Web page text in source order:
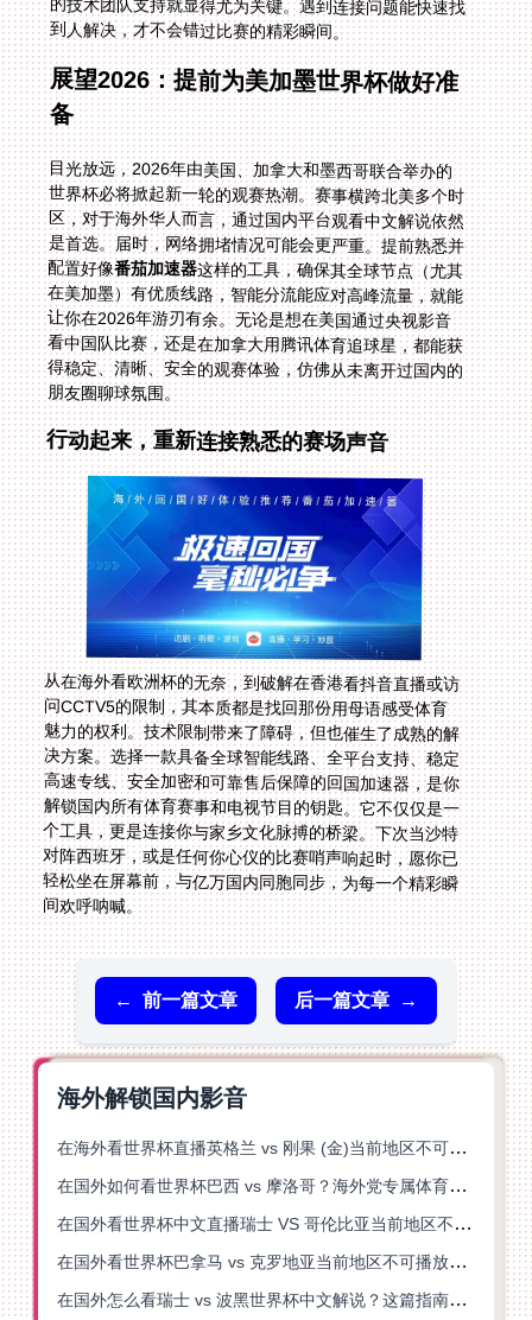
到人解决，才不会错过比赛的精彩瞬间。
展望2026：提前为美加墨世界杯做好准
备
目光放远，2026年由美国、加拿大和墨西哥联合举办的
世界杯必将掀起新一轮的观赛热潮。赛事横跨北美多个时
区，对于海外华人而言，通过国内平台观看中文解说依然
是首选。届时，网络拥堵情况可能会更严重。提前熟悉并
配置好像番茄加速器这样的工具，确保其全球节点（尤其
在美加墨）有优质线路，智能分流能应对高峰流量，就能
让你在2026年游刃有余。无论是想在美国通过央视影音
看中国队比赛，还是在加拿大用腾讯体育追球星，都能获
得稳定、清晰、安全的观赛体验，仿佛从未离开过国内的
朋友圈聊球氛围。
行动起来，重新连接熟悉的赛场声音
从在海外看欧洲杯的无奈，到破解在香港看抖音直播或访
问CCTV5的限制，其本质都是找回那份用母语感受体育
魅力的权利。技术限制带来了障碍，但也催生了成熟的解
决方案。选择一款具备全球智能线路、全平台支持、稳定
高速专线、安全加密和可靠售后保障的回国加速器，是你
解锁国内所有体育赛事和电视节目的钥匙。它不仅仅是一
个工具，更是连接你与家乡文化脉搏的桥梁。下次当沙特
对阵西班牙，或是任何你心仪的比赛哨声响起时，愿你已
轻松坐在屏幕前，与亿万国内同胞同步，为每一个精彩瞬
间欢呼呐喊。
← 前一篇文章 后一篇文章 →
海外解锁国内影音
在海外看世界杯直播英格兰 vs 刚果 (金)当前地区不可播放？这篇指南帮你突破所有限制
在国外如何看世界杯巴西 vs 摩洛哥？海外党专属体育观赛指南来了
在国外看世界杯中文直播瑞士 VS 哥伦比亚当前地区不可播放？这篇指南帮你搞定
在国外看世界杯巴拿马 vs 克罗地亚当前地区不可播放？这篇指南帮你轻松解决海外体育直播难题
在国外怎么看瑞士 vs 波黑世界杯中文解说？这篇指南帮你搞定所有地区限制问题